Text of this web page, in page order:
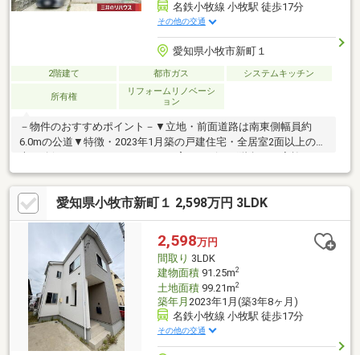
名鉄小牧線 小牧駅 徒歩17分
その他の交通
愛知県小牧市新町１
2階建て 都市ガス システムキッチン
所有権
リフォームリノベーシ
ョン
－物件のおすすめポイント－▼立地・前面道路は南東側幅員約
6.0mの公道▼特徴・2023年1月築の戸建住宅・全居室2面以上の採
会話が弾む対面式キッチン、床下収納有・主寝室は約8.0帖の広
さ、南西向きバルコニー付・各階にトイレを配置、気兼ねなく利
用可能・駐車スペース2台分有(車種による)・2025年10月 一部ク
ロス張替え、ハウスクリーニング▼周辺環境・小牧市立小牧原小
学校 徒歩8分(約600m)■ ご希望の住まい探しをお手伝いします
━━━━━・・・物件の詳細・ご相談はお気軽にお問い合わせく
ださい。
愛知県小牧市新町１ 2,598万円 3LDK
2,598万円
間取り 3LDK
建物面積91.25m2
土地面積99.21m2
築年月 2023年1月(築3年8ヶ月)
名鉄小牧線 小牧駅 徒歩17分
その他の交通